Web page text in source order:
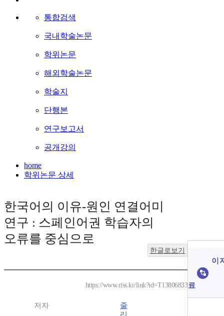
통합검색
국내학술논문
학위논문
해외학술논문
학술지
단행본
연구보고서
공개강의
home
학위논문 상세
한국어의 이유-원인 연결어미
연구 : 스페인어권 학습자의
오류를 중심으로
한글로보기
https://www.riss.kr/link?id=T13806833
저자
줄
이
료